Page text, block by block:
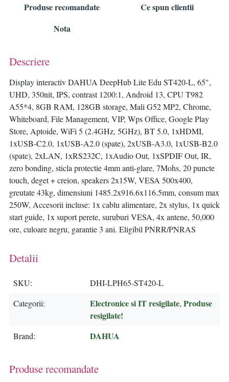
Produse recomandate
Ce spun clientii
Nota
Descriere
Display interactiv DAHUA DeepHub Lite Edu ST420-L, 65",
UHD, 350nit, IPS, contrast 1200:1, Android 13, CPU T982
A55*4, 8GB RAM, 128GB storage, Mali G52 MP2, Chrome,
Whiteboard, File Management, VIP, Wps Office, Google Play
Store, Aptoide, WiFi 5 (2.4GHz, 5GHz), BT 5.0, 1xHDMI,
1xUSB-C2.0, 1xUSB-A2.0 (spate), 2xUSB-A3.0, 1xUSB-B2.0
(spate), 2xLAN, 1xRS232C, 1xAudio Out, 1xSPDIF Out, IR,
zero bonding, sticla protectie 4mm anti-glare, 7Mohs, 20 puncte
touch, deget + creion, speakers 2x15W, VESA 500x400,
greutate 43kg, dimensiuni 1485.2x916.6x116.5mm, consum max
250W, Accesorii incluse: 1x cablu alimentare, 2x stylus, 1x quick
start guide, 1x suport perete, suruburi VESA, 4x antene, 50,000
ore, culoare negru, garantie 3 ani. Eligibil PNRR/PNRAS
Detalii
SKU
DHI-LPH65-ST420-L
Categorii
Electronice si IT resigilate, Produse
resigilate!
Brand DAHUA
Produse recomandate